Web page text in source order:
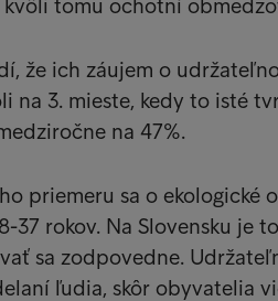
tomu ochotní
že ich záujem o
na 3. mieste, kedy to isté
na 47%.
priemeru sa o ekologické
37 rokov. Na Slovensku je
sa zodpovedne.
ľudia, skôr obyvatelia